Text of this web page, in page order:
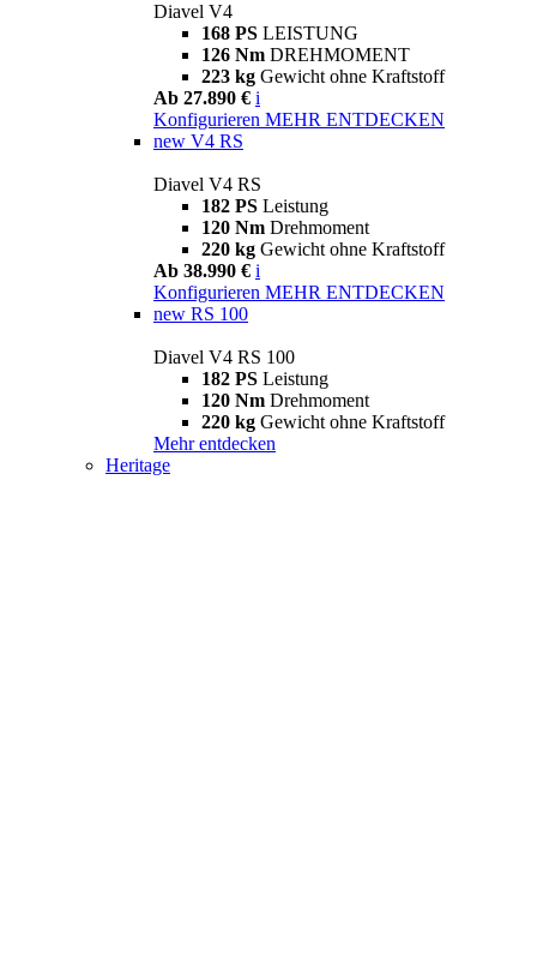
Diavel V4
168 PS LEISTUNG
126 Nm DREHMOMENT
223 kg Gewicht ohne Kraftstoff
Ab 27.890 € i
Konfigurieren MEHR ENTDECKEN
new V4 RS
Diavel V4 RS
182 PS Leistung
120 Nm Drehmoment
220 kg Gewicht ohne Kraftstoff
Ab 38.990 € i
Konfigurieren MEHR ENTDECKEN
new RS 100
Diavel V4 RS 100
182 PS Leistung
120 Nm Drehmoment
220 kg Gewicht ohne Kraftstoff
Mehr entdecken
Heritage